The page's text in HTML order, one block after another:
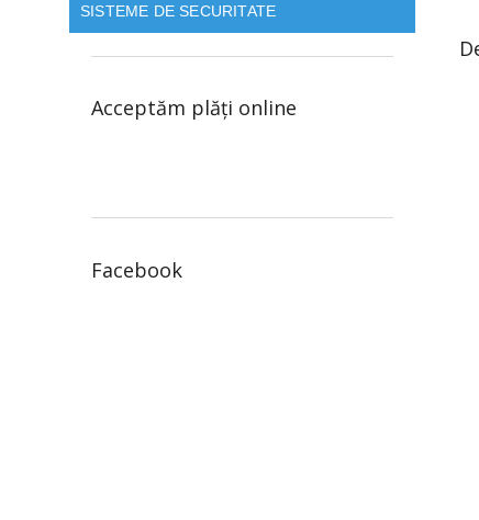
SISTEME DE SECURITATE
Acceptăm plăţi online
Facebook